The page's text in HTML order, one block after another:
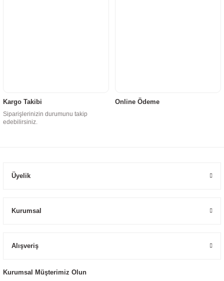
Kargo Takibi
Siparişlerinizin durumunu takip
edebilirsiniz.
Online Ödeme
Üyelik
Kurumsal
Alışveriş
Kurumsal Müşterimiz Olun